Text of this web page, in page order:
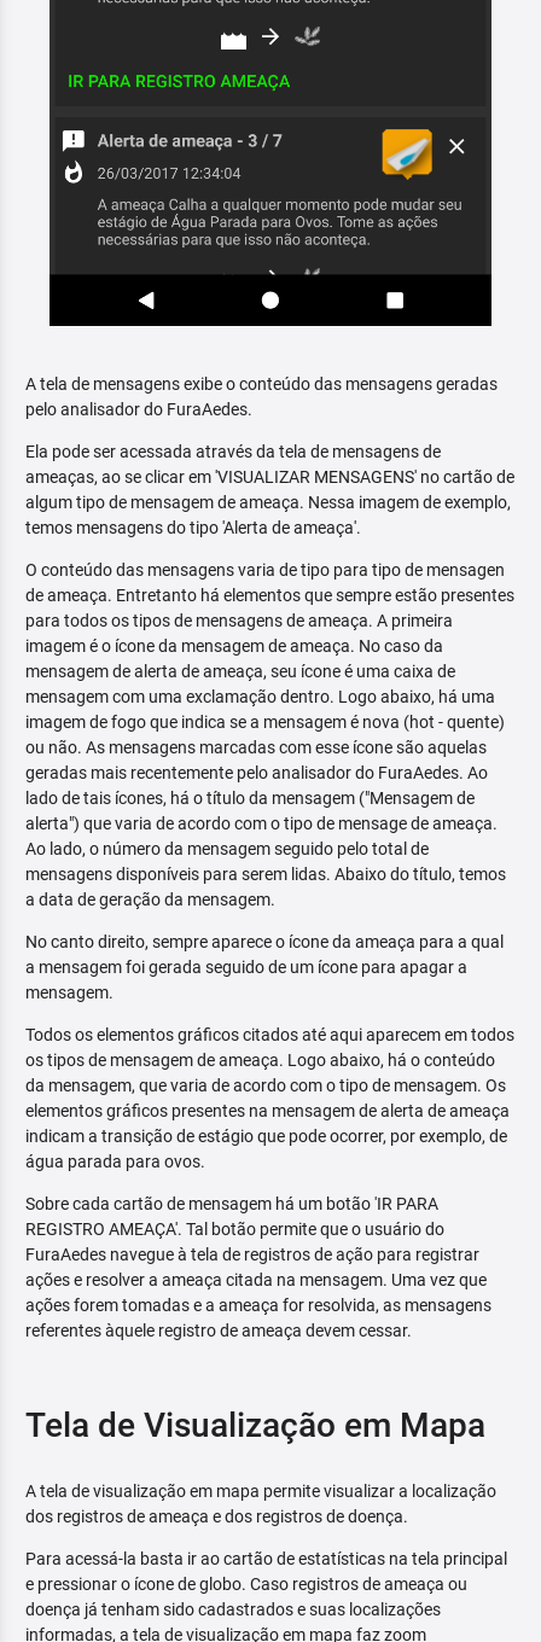
A tela de mensagens exibe o conteúdo das mensagens geradas
pelo analisador do FuraAedes.
Ela pode ser acessada através da tela de mensagens de
ameaças, ao se clicar em 'VISUALIZAR MENSAGENS' no cartão de
algum tipo de mensagem de ameaça. Nessa imagem de exemplo,
temos mensagens do tipo 'Alerta de ameaça'.
O conteúdo das mensagens varia de tipo para tipo de mensagen
de ameaça. Entretanto há elementos que sempre estão presentes
para todos os tipos de mensagens de ameaça. A primeira
imagem é o ícone da mensagem de ameaça. No caso da
mensagem de alerta de ameaça, seu ícone é uma caixa de
mensagem com uma exclamação dentro. Logo abaixo, há uma
imagem de fogo que indica se a mensagem é nova (hot - quente)
ou não. As mensagens marcadas com esse ícone são aquelas
geradas mais recentemente pelo analisador do FuraAedes. Ao
lado de tais ícones, há o título da mensagem ("Mensagem de
alerta") que varia de acordo com o tipo de mensage de ameaça.
Ao lado, o número da mensagem seguido pelo total de
mensagens disponíveis para serem lidas. Abaixo do título, temos
a data de geração da mensagem.
No canto direito, sempre aparece o ícone da ameaça para a qual
a mensagem foi gerada seguido de um ícone para apagar a
mensagem.
Todos os elementos gráficos citados até aqui aparecem em todos
os tipos de mensagem de ameaça. Logo abaixo, há o conteúdo
da mensagem, que varia de acordo com o tipo de mensagem. Os
elementos gráficos presentes na mensagem de alerta de ameaça
indicam a transição de estágio que pode ocorrer, por exemplo, de
água parada para ovos.
Sobre cada cartão de mensagem há um botão 'IR PARA
REGISTRO AMEAÇA'. Tal botão permite que o usuário do
FuraAedes navegue à tela de registros de ação para registrar
ações e resolver a ameaça citada na mensagem. Uma vez que
ações forem tomadas e a ameaça for resolvida, as mensagens
referentes àquele registro de ameaça devem cessar.
Tela de Visualização em Mapa
A tela de visualização em mapa permite visualizar a localização
dos registros de ameaça e dos registros de doença.
Para acessá-la basta ir ao cartão de estatísticas na tela principal
e pressionar o ícone de globo. Caso registros de ameaça ou
doença já tenham sido cadastrados e suas localizações
informadas, a tela de visualização em mapa faz zoom